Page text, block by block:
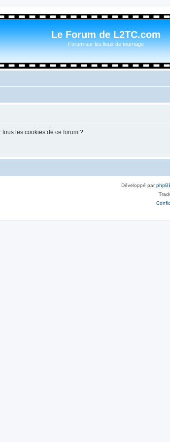
Le Forum de L2TC.com
Forum sur les lieux de tournage
les cookies de ce forum ?
Développé par